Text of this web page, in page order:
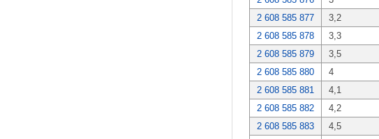
2 608 585 877
3,2
2 608 585 878
3,3
2 608 585 879
3,5
2 608 585 880
4
2 608 585 881
4,1
2 608 585 882
4,2
2 608 585 883
4,5